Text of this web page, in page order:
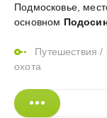
Подмосковье,
основном
Путешествия /
охота